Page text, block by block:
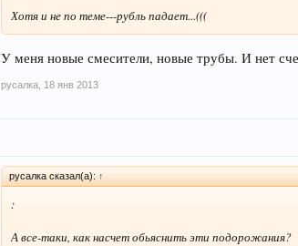
Хотя и не по теме---рубль падает...(((
У меня новые смесители, новые трубы. И нет
русалка 18 янв 2013
русалка сказал(а): ↑
:
А все-таки, как насчет обьяснить эти подорожания?